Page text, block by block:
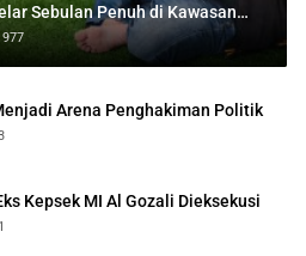
Sebulan Penuh di Kawasan
Jabbar
977
Arena Penghakiman Politik
Kepsek MI Al Gozali Dieksekusi